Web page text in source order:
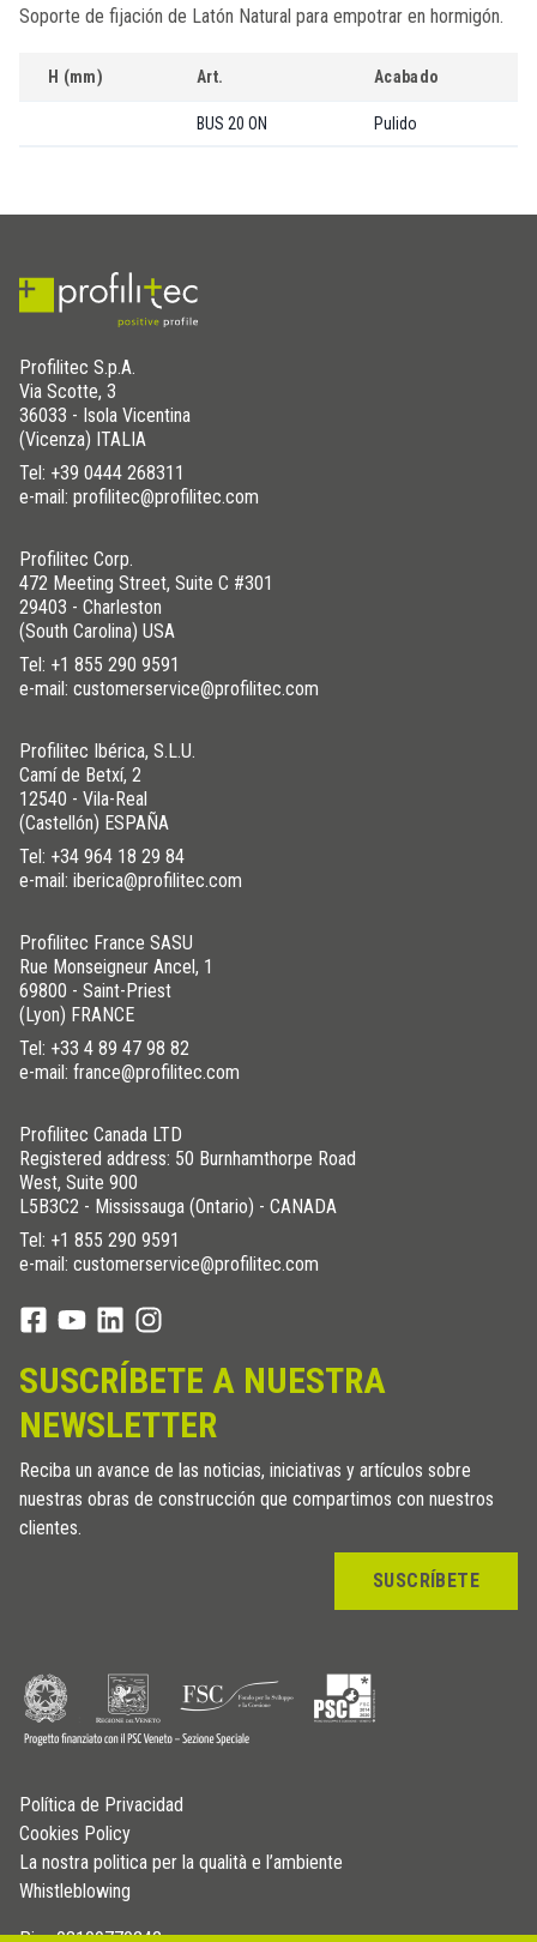
Soporte de fijación de Latón Natural para empotrar en hormigón.
H (mm) Art. Acabado
BUS 20 ON Pulido
Profilitec S.p.A.
Via Scotte, 3
36033 - Isola Vicentina
(Vicenza) ITALIA
Tel: +39 0444 268311
e-mail: profilitec@profilitec.com
Profilitec Corp.
472 Meeting Street, Suite C #301
29403 - Charleston
(South Carolina) USA
Tel: +1 855 290 9591
e-mail: customerservice@profilitec.com
Profilitec Ibérica, S.L.U.
Camí de Betxí, 2
12540 - Vila-Real
(Castellón) ESPAÑA
Tel: +34 964 18 29 84
e-mail: iberica@profilitec.com
Profilitec France SASU
Rue Monseigneur Ancel, 1
69800 - Saint-Priest
(Lyon) FRANCE
Tel: +33 4 89 47 98 82
e-mail: france@profilitec.com
Profilitec Canada LTD
Registered address: 50 Burnhamthorpe Road
West, Suite 900
L5B3C2 - Mississauga (Ontario) - CANADA
Tel: +1 855 290 9591
e-mail: customerservice@profilitec.com
SUSCRÍBETE A NUESTRA
NEWSLETTER
Reciba un avance de las noticias, iniciativas y artículos sobre
nuestras obras de construcción que compartimos con nuestros
clientes.
SUSCRÍBETE
Política de Privacidad
Cookies Policy
La nostra politica per la qualità e l’ambiente
Whistleblowing